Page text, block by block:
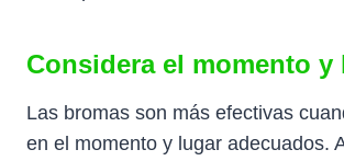
Considera el momento y
Las bromas son más efectivas
en el momento y lugar adecuados.